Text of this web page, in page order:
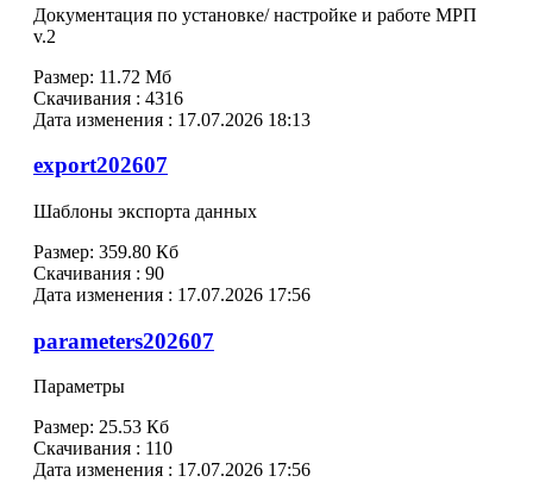
Документация по установке/ настройке и работе МРП
v.2
Размер: 11.72 Мб
Скачивания : 4316
Дата изменения : 17.07.2026 18:13
export202607
Шаблоны экспорта данных
Размер: 359.80 Кб
Скачивания : 90
Дата изменения : 17.07.2026 17:56
parameters202607
Параметры
Размер: 25.53 Кб
Скачивания : 110
Дата изменения : 17.07.2026 17:56